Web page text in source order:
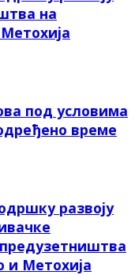
на
под условима
време
развоју
и Метохија